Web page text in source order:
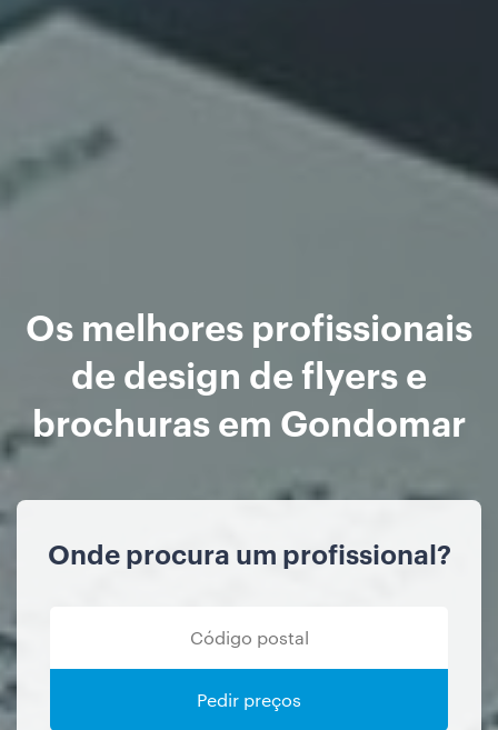
Os melhores profissionais
de design de flyers e
brochuras em Gondomar
Onde procura um profissional?
Pedir preços